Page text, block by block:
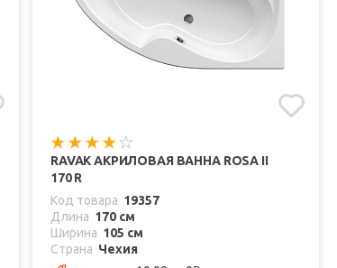
RAVAK АКРИЛОВАЯ ВАННА ROSA II
170 R
Код товара 19357
Длина 170 см
Ширина 105 см
Страна Чехия